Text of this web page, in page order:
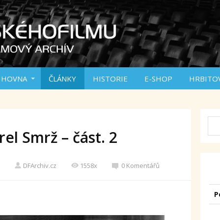
ČLÁNKY HISTORIE E-SHOP
Smrž – část. 2
DFArchiv.cz 1558x 0 Komentářů